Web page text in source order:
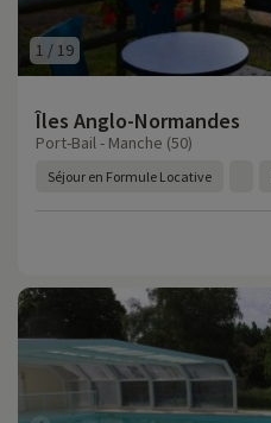
1 / 19
Îles Anglo-Normandes
Port-Bail - Manche (50)
Séjour en Formule Locative